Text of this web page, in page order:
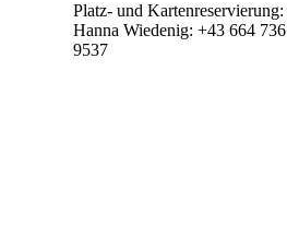
Platz- und Kartenreservierung:
Hanna Wiedenig: +43 664 736
9537